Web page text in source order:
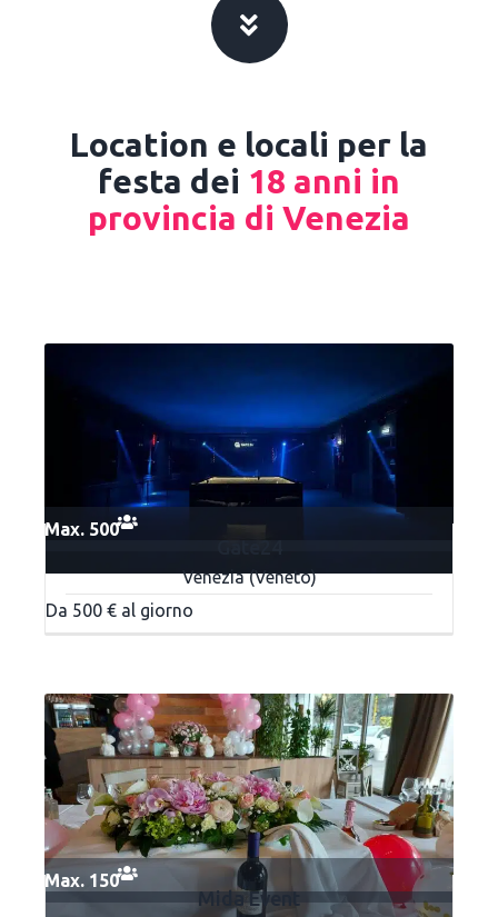
Location e locali per la
festa dei 18 anni in
provincia di Venezia
Max. 500
Gate24
Venezia (Veneto)
Da 500 € al giorno
Max. 150
Mida Event